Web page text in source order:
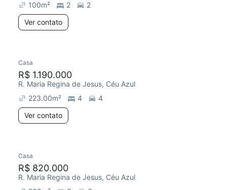
100m² 2
2
Ver contato
Casa
R$ 1.190.000
R. Maria Regina de Jesus, Céu Azul
223.00m² 4
4
Ver contato
Casa
R$ 820.000
R. Maria Regina de Jesus, Céu Azul